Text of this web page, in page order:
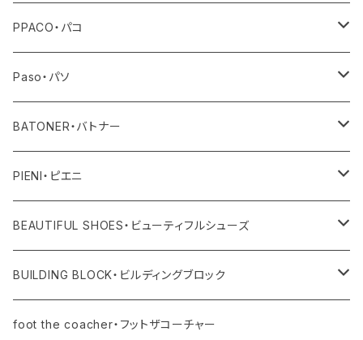
その他
トップス
ボトム
ワンピース・オールインワン
その他
PPACO・パコ
シューズ
Paso・パソ
ネックレス
ピアス
バングル
リング
BATONER・バトナー
ニット
レディス
ユニセックス・メンズ
その他
レディス
ユニセックス・メンズ
PIENI・ピエニ
バッグ
その他
BEAUTIFUL SHOES・ビューティフルシューズ
シューズ
BUILDING BLOCK・ビルディングブロック
バッグ
foot the coacher・フットザコーチャー